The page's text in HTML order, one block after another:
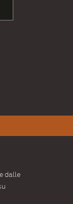
dalle